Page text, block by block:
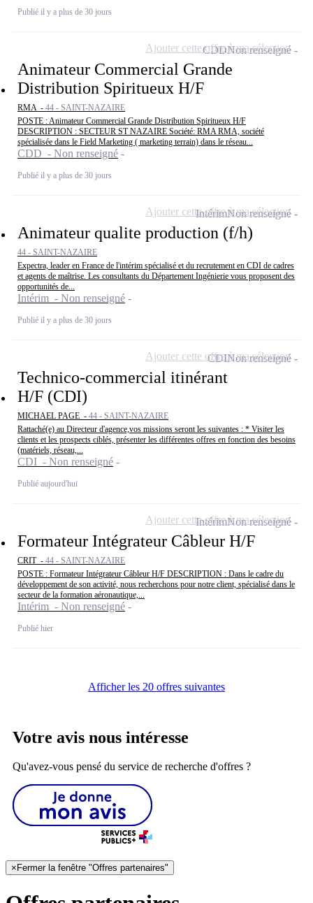
Publié il y a plus de 30 jours
Animateur Commercial Grande
Distribution Spiritueux H/F
RMA - 44 - SAINT-NAZAIRE
POSTE : Animateur Commercial Grande Distribution Spiritueux H/F
DESCRIPTION : SECTEUR ST NAZAIRE Société: RMA RMA, société
spécialisée dans le Field Marketing ( marketing terrain) dans le réseau...
CDD - Non renseigné
Publié il y a plus de 30 jours
CDDNon renseigné
Ajouter cette offre à ma sélection
Animateur qualite production (f/h)
44 - SAINT-NAZAIRE
Expectra, leader en France de l'intérim spécialisé et du recrutement en CDI de cadres
et agents de maîtrise. Les consultants du Département Ingénierie vous proposent des
opportunités de...
Intérim - Non renseigné
Publié il y a plus de 30 jours
IntérimNon renseigné
Ajouter cette offre à ma sélection
Technico-commercial itinérant
H/F (CDI)
MICHAEL PAGE - 44 - SAINT-NAZAIRE
Rattaché(e) au Directeur d'agence,vos missions seront les suivantes : * Visiter les
clients et les prospects ciblés, présenter les différentes offres en fonction des besoins
(matériels, réseau,...
CDI - Non renseigné
Publié aujourd'hui
CDINon renseigné
Ajouter cette offre à ma sélection
Formateur Intégrateur Câbleur H/F
CRIT - 44 - SAINT-NAZAIRE
POSTE : Formateur Intégrateur Câbleur H/F DESCRIPTION : Dans le cadre du
développement de son activité, nous recherchons pour notre client, spécialisé dans le
secteur de la formation aéronautique,...
Intérim - Non renseigné
Publié hier
IntérimNon renseigné
Ajouter cette offre à ma sélection
Afficher les 20 offres suivantes
Votre avis nous intéresse
Qu'avez-vous pensé du service de recherche d'offres ?
× Fermer la fenêtre "Offres partenaires"